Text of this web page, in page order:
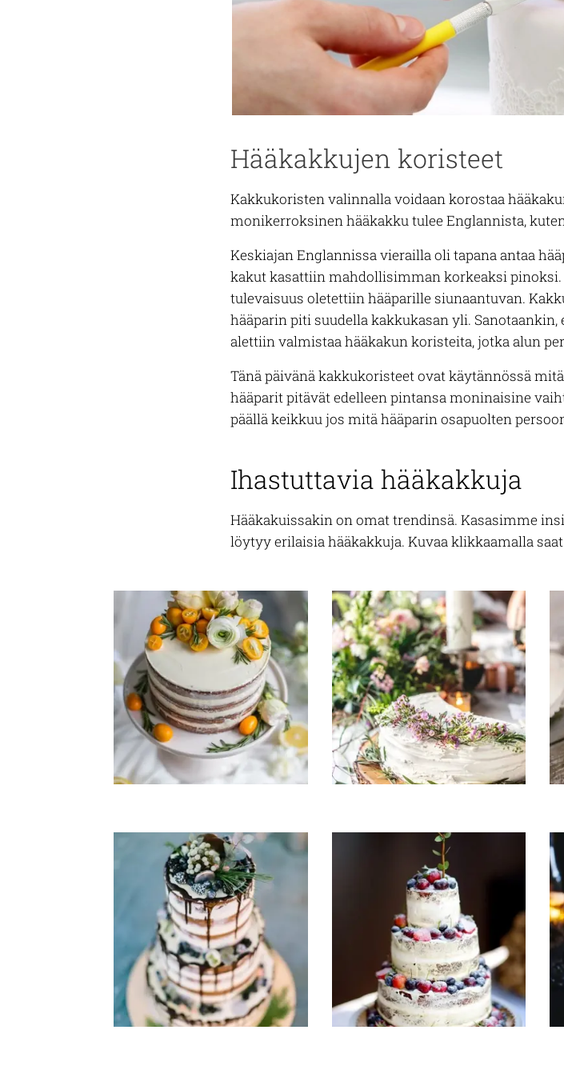
Hääkakkujen koristeet
Kakkukoristen valinnalla voidaan korostaa
monikerroksinen hääkakku tulee Englannista,
Keskiajan Englannissa vierailla oli tapana antaa
kakut kasattiin mahdollisimman korkeaksi
tulevaisuus oletettiin hääparille siunaantuvan.
hääparin piti suudella kakkukasan yli.
alettiin valmistaa hääkakun koristeita, jotka alun
Tänä päivänä kakkukoristeet ovat käytännössä
hääparit pitävät edelleen pintansa moninaisine
päällä keikkuu jos mitä hääparin osapuolten
Ihastuttavia hääkakkuja
Hääkakuissakin on omat trendinsä. Kasasimme
löytyy erilaisia hääkakkuja. Kuvaa klikkaamalla